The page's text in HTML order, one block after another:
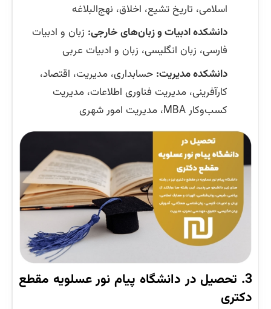
اسلامی، تاریخ تشیع، اخلاق، نهج‌البلاغه
دانشکده ادبیات و زبان‌های خارجی: زبان و ادبیات
فارسی، زبان انگلیسی، زبان و ادبیات عربی
دانشکده مدیریت: حسابداری، مدیریت، اقتصاد،
کارآفرینی، مدیریت فناوری اطلاعات، مدیریت
کسب‌وکار MBA، مدیریت امور شهری
3. تحصیل در دانشگاه پیام نور عسلویه مقطع
دکتری